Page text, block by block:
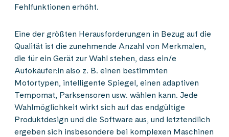
Fehlfunktionen erhöht.
Eine der größten Herausforderungen in Bezug auf die
Qualität ist die zunehmende Anzahl von Merkmalen,
die für ein Gerät zur Wahl stehen, dass ein/e
Autokäufer:in also z. B. einen bestimmten
Motortypen, intelligente Spiegel, einen adaptiven
Tempomat, Parksensoren usw. wählen kann. Jede
Wahlmöglichkeit wirkt sich auf das endgültige
Produktdesign und die Software aus, und letztendlich
ergeben sich insbesondere bei komplexen Maschinen